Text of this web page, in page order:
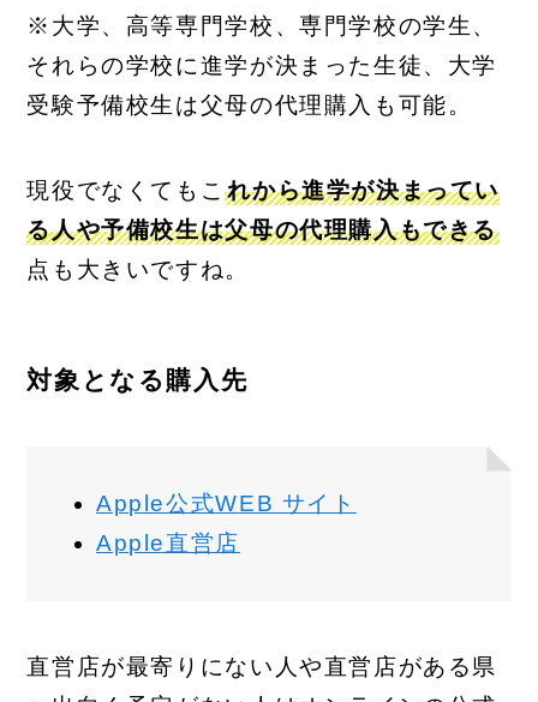
※大学、高等専門学校、専門学校の学生、
それらの学校に進学が決まった生徒、大学
受験予備校生は父母の代理購入も可能。
現役でなくてもこれから進学が決まってい
る人や予備校生は父母の代理購入もできる
点も大きいですね。
対象となる購入先
Apple公式WEB サイト
Apple直営店
直営店が最寄りにない人や直営店がある県